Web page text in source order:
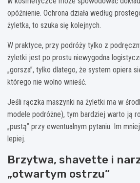
opóźnienie. Ochrona działa według
żyletka, to szuka się kolejnych.
W praktyce, przy podróży tylko z
żyletki jest po prostu niewygodna
„gorsza”, tylko dlatego, że system opiera
którego nie wolno wnieść.
Jeśli rączka maszynki na żyletki ma w
modele podróżne), tym bardziej warto ją
„pustą” przy ewentualnym pytaniu. Im
lepiej.
Brzytwa, shavette i
„otwartym ostrzu”